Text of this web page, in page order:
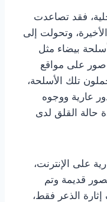
فقد تصاعدت
الأخيرة، وتحولت إلى
بيضاء مثل
على مواقع
تلك الأسلحة،
عارية ووجوه
حالة القلق لدى
على الإنترنت،
قديمة وتم
الذعر فقط،